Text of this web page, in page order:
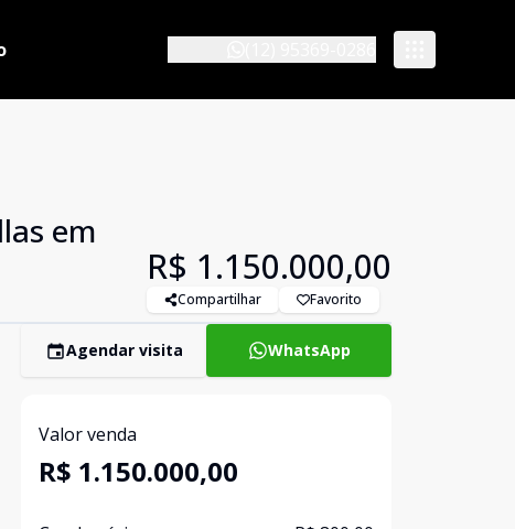
em
R$ 1.150.000,00
Compartilhar Favorito
Agendar visita WhatsApp
Valor venda
R$ 1.150.000,00